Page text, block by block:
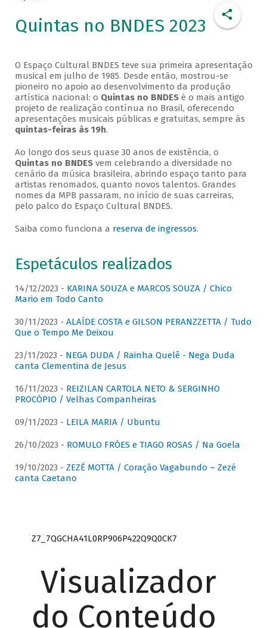
Quintas no BNDES 2023
O Espaço Cultural BNDES teve sua primeira apresentação
musical em julho de 1985. Desde então, mostrou-se
pioneiro no apoio ao desenvolvimento da produção
artística nacional: o Quintas no BNDESé o mais antigo
projeto de realização contínua no Brasil, oferecendo
apresentações musicais públicas e gratuitas, sempre às
quintas-feiras às 19h.
Ao longo dos seus quase 30 anos de existência, o
Quintas no BNDESvem celebrando a diversidade no
cenário da música brasileira, abrindo espaço tanto para
artistas renomados, quanto novos talentos. Grandes
nomes da MPB passaram, no início de suas carreiras,
pelo palco do Espaço Cultural BNDES.
Saiba como funciona a reserva de ingressos.
Espetáculos realizados
14/12/2023 - KARINA SOUZA e MARCOS SOUZA / Chico
Mario em Todo Canto
30/11/2023 - ALAÍDE COSTA e GILSON PERANZZETTA / Tudo
Que o Tempo Me Deixou
23/11/2023 - NEGA DUDA / Rainha Quelê - Nega Duda
canta Clementina de Jesus
16/11/2023 - REIZILAN CARTOLA NETO & SERGINHO
PROCÓPIO / Velhas Companheiras
09/11/2023 - LEILA MARIA / Ubuntu
26/10/2023 - ROMULO FRÓES e TIAGO ROSAS / Na Goela
19/10/2023 - ZEZÉ MOTTA / Coração Vagabundo – Zezé
canta Caetano
Z7_7QGCHA41L0RP906P422Q9Q0CK7
Visualizador
do Conteúdo